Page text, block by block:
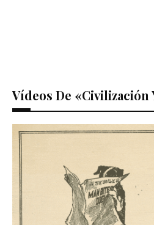
Vídeos De «Civilización